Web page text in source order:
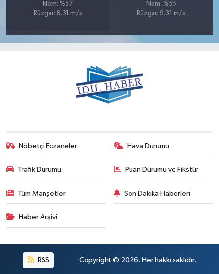
Nem: %57
Rüzgar: 8.31 m/s
Nem: %55
Rüzgar: 9.31 m/s
Nöbetçi Eczaneler Hava Durumu
Trafik Durumu Puan Durumu ve Fikstür
Tüm Manşetler Son Dakika Haberleri
Haber Arşivi
RSS Copyright © 2026. Her hakkı saklıdır.